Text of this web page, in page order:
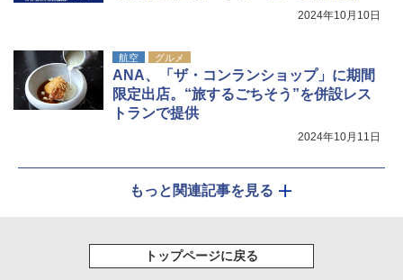
2024年10月10日
航空 グルメ
ANA、「ザ・コンランショップ」に期間
限定出店。“旅するごちそう”を併設レス
トランで提供
2024年10月11日
もっと関連記事を見る
トップページに戻る